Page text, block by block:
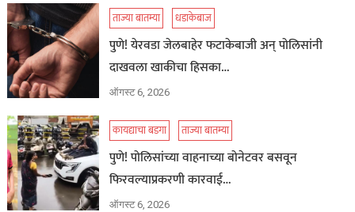
ताज्या बातम्या धडाकेबाज
पुणे! येरवडा जेलबाहेर फटाकेबाजी अन् पोलिसांनी
दाखवला खाकीचा हिसका…
ऑगस्ट 6, 2026
कायद्याचा बडगा ताज्या बातम्या
पुणे! पोलिसांच्या वाहनाच्या बोनेटवर बसवून
फिरवल्याप्रकरणी कारवाई…
ऑगस्ट 6, 2026